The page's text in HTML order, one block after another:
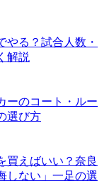
やる？試合人数・
解説
ーのコート・ルー
選び方
買えばいい？奈良
しない」一足の選